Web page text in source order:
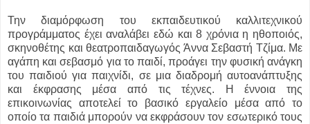
Την διαμόρφωση του εκπαιδευτικού καλλιτεχνικού
προγράμματος έχει αναλάβει εδώ και 8 χρόνια η ηθοποιός,
σκηνοθέτης και θεατροπαιδαγωγός Άννα Σεβαστή Τζίμα. Με
αγάπη και σεβασμό για το παιδί, προάγει την φυσική ανάγκη
του παιδιού για παιχνίδι, σε μια διαδρομή αυτοανάπτυξης
και έκφρασης μέσα από τις τέχνες. Η έννοια της
επικοινωνίας αποτελεί το βασικό εργαλείο μέσα από το
οποίο τα παιδιά μπορούν να εκφράσουν τον εσωτερικό τους